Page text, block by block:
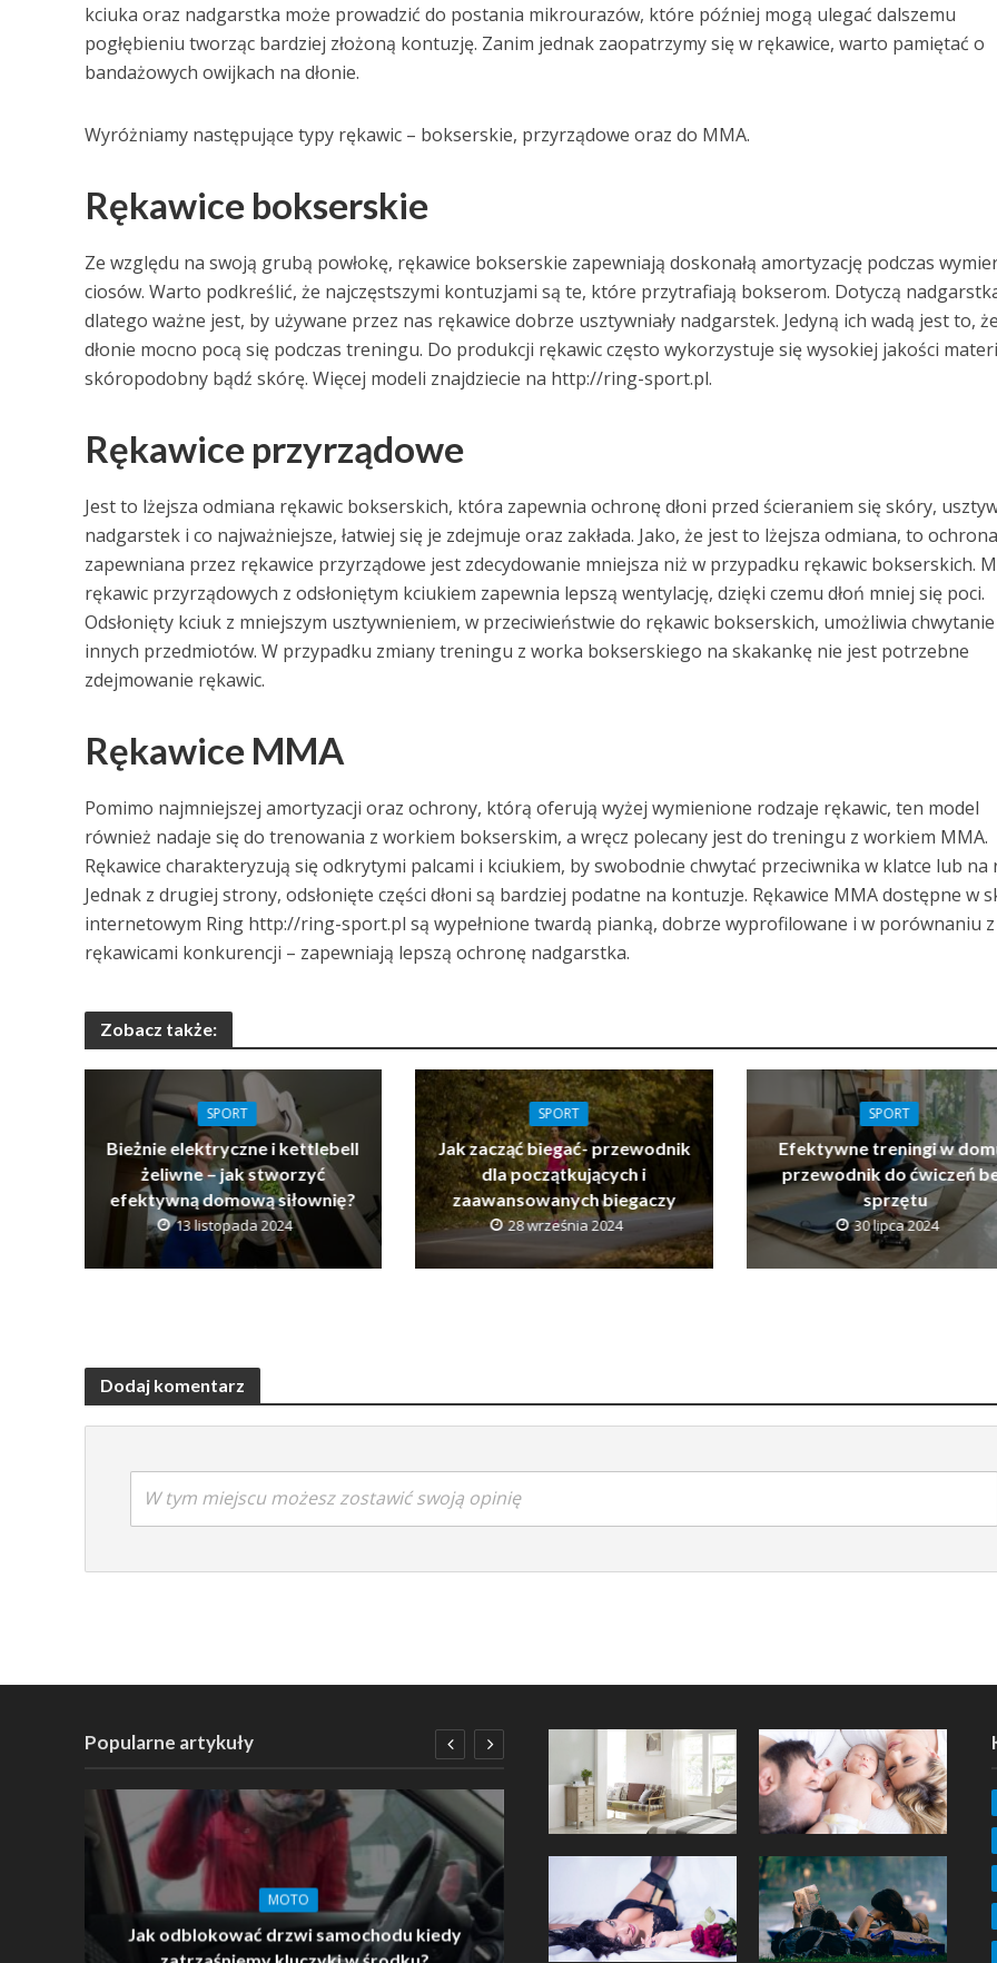
kciuka oraz nadgarstka może prowadzić do postania mikrourazów, które później mogą ulegać dalszemu
pogłębieniu tworząc bardziej złożoną kontuzję. Zanim jednak zaopatrzymy się w rękawice, warto pamiętać o
bandażowych owijkach na dłonie.
Wyróżniamy następujące typy rękawic – bokserskie, przyrządowe oraz do MMA.
Rękawice bokserskie
Ze względu na swoją grubą powłokę, rękawice bokserskie zapewniają doskonałą amortyzację podczas
ciosów. Warto podkreślić, że najczęstszymi kontuzjami są te, które przytrafiają bokserom. Dotyczą
dlatego ważne jest, by używane przez nas rękawice dobrze usztywniały nadgarstek. Jedyną ich wadą jest to, że
dłonie mocno pocą się podczas treningu. Do produkcji rękawic często wykorzystuje się wysokiej jakości
skóropodobny bądź skórę. Więcej modeli znajdziecie na http://ring-sport.pl.
Rękawice przyrządowe
Jest to lżejsza odmiana rękawic bokserskich, która zapewnia ochronę dłoni przed ścieraniem się skóry,
nadgarstek i co najważniejsze, łatwiej się je zdejmuje oraz zakłada. Jako, że jest to lżejsza odmiana, to ochrona
zapewniana przez rękawice przyrządowe jest zdecydowanie mniejsza niż w przypadku rękawic bokserskich.
rękawic przyrządowych z odsłoniętym kciukiem zapewnia lepszą wentylację, dzięki czemu dłoń mniej się poci.
Odsłonięty kciuk z mniejszym usztywnieniem, w przeciwieństwie do rękawic bokserskich, umożliwia chwytanie
innych przedmiotów. W przypadku zmiany treningu z worka bokserskiego na skakankę nie jest potrzebne
zdejmowanie rękawic.
Rękawice MMA
Pomimo najmniejszej amortyzacji oraz ochrony, którą oferują wyżej wymienione rodzaje rękawic, ten model
również nadaje się do trenowania z workiem bokserskim, a wręcz polecany jest do treningu z workiem MMA.
Rękawice charakteryzują się odkrytymi palcami i kciukiem, by swobodnie chwytać przeciwnika w klatce lub na
Jednak z drugiej strony, odsłonięte części dłoni są bardziej podatne na kontuzje. Rękawice MMA dostępne w
internetowym Ring http://ring-sport.pl są wypełnione twardą pianką, dobrze wyprofilowane i w porównaniu z
rękawicami konkurencji – zapewniają lepszą ochronę nadgarstka.
Zobacz także:
SPORT
Bieżnie elektryczne i kettlebell
żeliwne – jak stworzyć
efektywną domową siłownię?
13 listopada 2024
SPORT
Jak zacząć biegać- przewodnik
dla początkujących i
zaawansowanych biegaczy
28 września 2024
SPORT
Efektywne treningi w
przewodnik do ćwiczeń
sprzętu
30 lipca 2024
Dodaj komentarz
W tym miejscu możesz zostawić swoją opinię
Popularne artykuły
MOTO
Jak odblokować drzwi samochodu kiedy
KUCHNIA
Idealna lodówka istnieje!